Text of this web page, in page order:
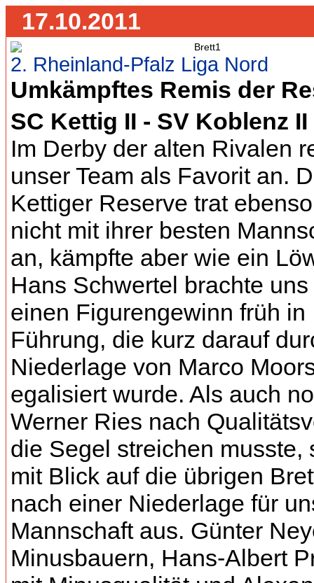
17.10.2011
2. Rheinland-Pfalz Liga Nord
Umkämpftes Remis der
SC Kettig II - SV Koblenz II
Im Derby der alten Rivalen
unser Team als Favorit an.
Kettiger Reserve trat
nicht mit ihrer besten
an, kämpfte aber wie ein
Hans Schwertel brachte
einen Figurengewinn früh in
Führung, die kurz darauf
Niederlage von Marco
egalisiert wurde. Als auch
Werner Ries nach
die Segel streichen musste,
mit Blick auf die übrigen
nach einer Niederlage für
Mannschaft aus. Günter
Minusbauern, Hans-Albert